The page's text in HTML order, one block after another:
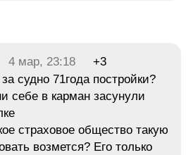
4 мар, 23:18
+3
судно 71года постройки?
себе в карман засунули
страховое общество такую
возмется? Его только